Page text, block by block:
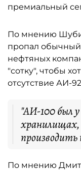
премиальный
По мнению
пропал
нефтяных
"сотку", чтобы
отсутствие АИ-
"АИ-100 был
хранилищах,
производить
По мнению